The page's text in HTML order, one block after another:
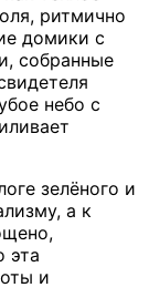
ритмично
домики с
собранные
небо с
зелёного и
а к
эта
и